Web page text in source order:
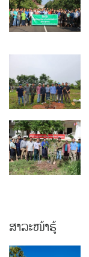
ສາລະໜ້າຮູ້